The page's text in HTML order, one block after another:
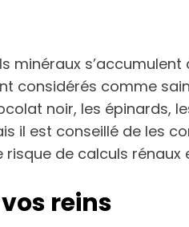
minéraux
considérés comme
noir, les épinards,
il est conseillé de les
de calculs
reins